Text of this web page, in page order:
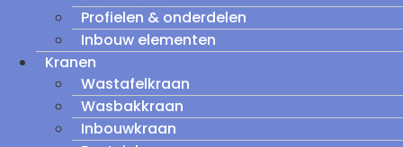
Profielen & onderdelen
Inbouw elementen
Kranen
Wastafelkraan
Wasbakkraan
Inbouwkraan